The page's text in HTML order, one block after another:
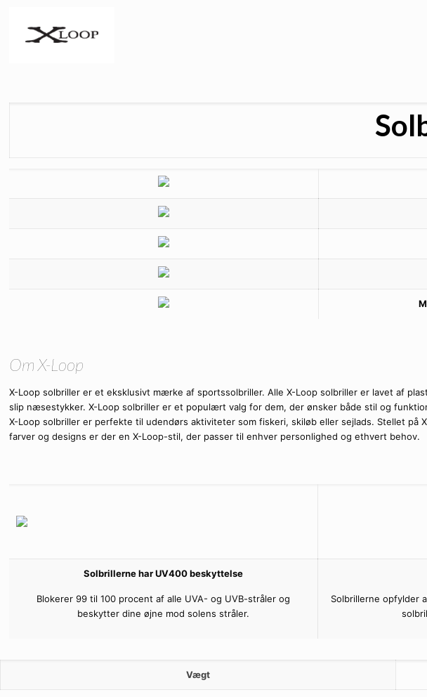
Om X-Loop
X-Loop solbriller er et eksklusivt mærke af sportssolbriller. Alle X-Loop solbriller er lavet af
slip næsestykker. X-Loop solbriller er et populært valg for dem, der ønsker både stil og
X-Loop solbriller er perfekte til udendørs aktiviteter som fiskeri, skiløb eller sejlads. Stellet
farver og designs er der en X-Loop-stil, der passer til enhver personlighed og ethvert behov.
Solbrillerne har UV400 beskyttelse
Blokerer 99 til 100 procent af alle UVA- og UVB-stråler og
beskytter dine øjne mod solens stråler.
Solbrillerne opfylder
Vægt